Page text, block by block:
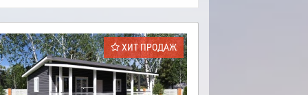
ХИТ ПРОДАЖ